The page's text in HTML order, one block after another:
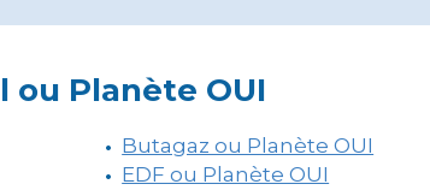
Planète OUI
Butagaz ou Planète OUI
EDF ou Planète OUI